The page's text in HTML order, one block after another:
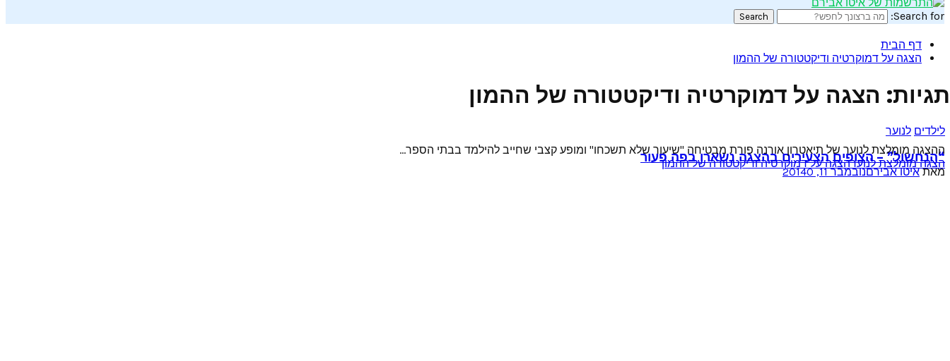
Search for:
Search
דף הבית
הצגה על דמוקרטיה ודיקטטורה של ההמון
תגיות: הצגה על דמוקרטיה ודיקטטורה של ההמון
לילדים לנוער
“הנחשול” – הצופים הצעירים בהצגה נשארו בפה פעור
מאתאיטו אבירםנובמבר 11, 2014 0
ההצגה מומלצת לנוער של תיאטרון אורנה פורת מבטיחה "שיעור שלא תשכחו" ומופע קצבי שחייב להילמד בבתי הספר...
הצגה מומלצת לנוערהצגה על דמוקרטיה ודיקטטורה של ההמון